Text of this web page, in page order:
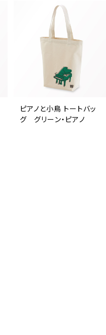
ピアノと小鳥 トートバッ
グ グリーン・ピアノ